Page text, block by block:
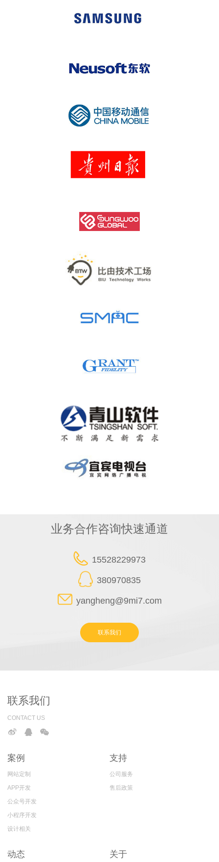
业务合作咨询快速通道
15528229973
380970835
yangheng@9mi7.com
联系我们
联系我们
CONTACT US
案例
网站定制
APP开发
公众号开发
小程序开发
设计相关
支持
公司服务
售后政策
动态 关于